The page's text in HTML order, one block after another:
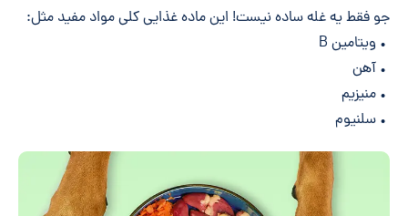
جو فقط یه غله ساده نیست! این ماده غذایی کلی مواد مفید مثل:
• ویتامین B
• آهن
• منیزیم
• سلنیوم